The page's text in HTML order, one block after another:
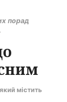
порад
містить